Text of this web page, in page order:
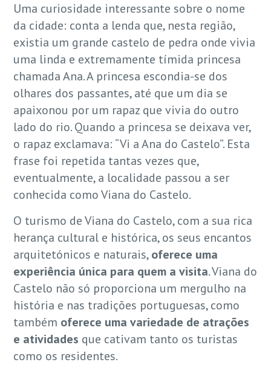
Uma curiosidade interessante sobre o nome
da cidade: conta a lenda que, nesta região,
existia um grande castelo de pedra onde vivia
uma linda e extremamente tímida princesa
chamada Ana. A princesa escondia-se dos
olhares dos passantes, até que um dia se
apaixonou por um rapaz que vivia do outro
lado do rio. Quando a princesa se deixava ver,
o rapaz exclamava: “Vi a Ana do Castelo”. Esta
frase foi repetida tantas vezes que,
eventualmente, a localidade passou a ser
conhecida como Viana do Castelo.
O turismo de Viana do Castelo, com a sua rica
herança cultural e histórica, os seus encantos
arquitetónicos e naturais,oferece uma
experiência única para quem a visita. Viana do
Castelo não só proporciona um mergulho na
história e nas tradições portuguesas, como
também oferece uma variedade de atrações
e atividades que cativam tanto os turistas
como os residentes.